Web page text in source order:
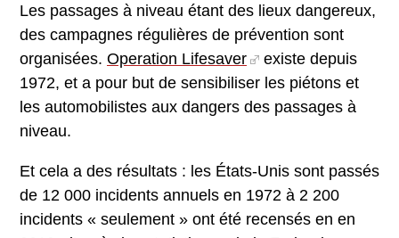
Les passages à niveau étant des lieux dangereux,
des campagnes régulières de prévention sont
organisées. Operation Lifesaver
existe depuis
1972, et a pour but de sensibiliser les piétons et
les automobilistes aux dangers des passages à
niveau.
Et cela a des résultats : les États-Unis sont passés
de 12 000 incidents annuels en 1972 à 2 200
incidents « seulement » ont été recensés en en